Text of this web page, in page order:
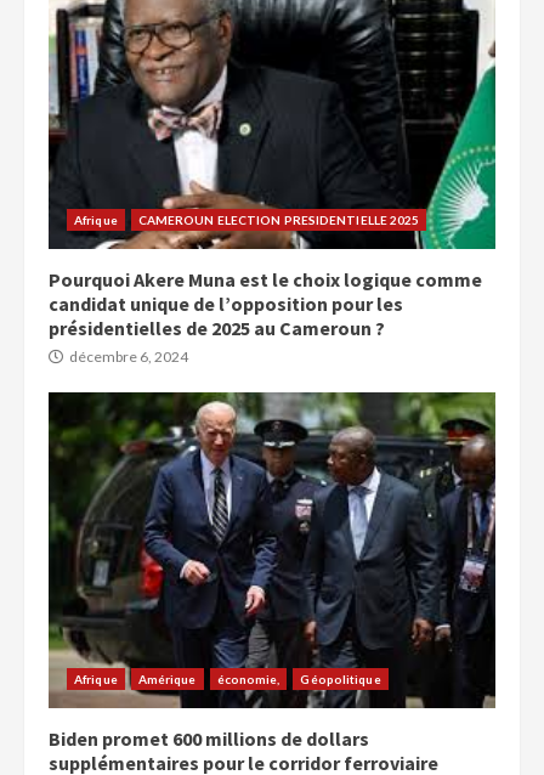
Afrique CAMEROUN ELECTION PRESIDENTIELLE 2025
Pourquoi Akere Muna est le choix logique comme
candidat unique de l’opposition pour les
présidentielles de 2025 au Cameroun ?
décembre 6, 2024
Afrique Amérique économie, Géopolitique
Biden promet 600 millions de dollars
supplémentaires pour le corridor ferroviaire